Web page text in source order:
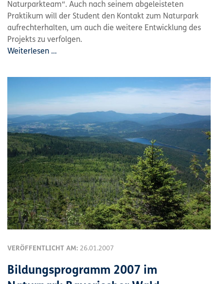
Naturparkteam“. Auch nach seinem abgeleisteten
Praktikum will der Student den Kontakt zum Naturpark
aufrechterhalten, um auch die weitere Entwicklung des
Projekts zu verfolgen.
Weiterlesen …
VERÖFFENTLICHT AM: 26.01.2007
Bildungsprogramm 2007 im